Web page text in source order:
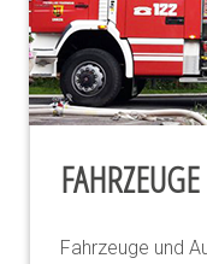
FAHRZEUGE
Fahrzeuge und